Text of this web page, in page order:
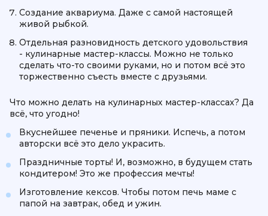
Создание аквариума. Даже с самой настоящей
живой рыбкой.
Отдельная разновидность детского удовольствия
- кулинарные мастер-классы. Можно не только
сделать что-то своими руками, но и потом всё это
торжественно съесть вместе с друзьями.
Что можно делать на кулинарных мастер-классах? Да
всё, что угодно!
Вкуснейшее печенье и пряники. Испечь, а потом
авторски всё это дело украсить.
Праздничные торты! И, возможно, в будущем стать
кондитером! Это же профессия мечты!
Изготовление кексов. Чтобы потом печь маме с
папой на завтрак, обед и ужин.